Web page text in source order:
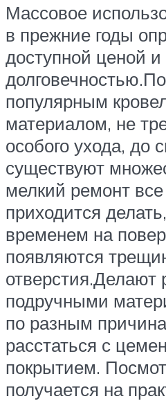
Массовое
в прежние годы
доступной ценой и
популярным
материалом, не
особого ухода, до
существуют
мелкий ремонт
приходится
временем на
появляются
отверстия.Делают
подручными
по разным
расстаться с
покрытием.
получается на